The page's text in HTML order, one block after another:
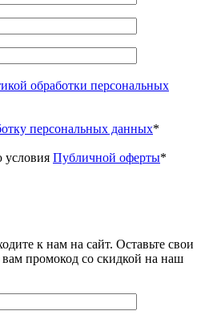
обработки персональных
персональных данных*
Публичной оферты*
к нам на сайт. Оставьте свои
промокод со скидкой на наш